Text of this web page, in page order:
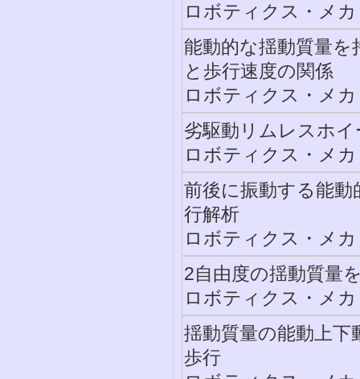
ロボティクス・メ
能動的な揺動質量
と歩行速度の関係
ロボティクス・メ
劣駆動リムレスホ
ロボティクス・メ
前後に振動する能
行解析
ロボティクス・メ
2自由度の揺動質量
ロボティクス・メ
揺動質量の能動上
歩行